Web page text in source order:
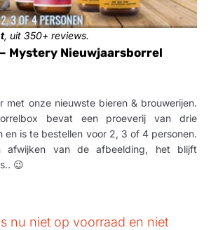
, uit 350+ reviews.
Mystery Nieuwjaarsborrel
met onze nieuwste bieren & brouwerijen.
bevat een proeverij van drie
en is te bestellen voor 2, 3 of 4 personen.
afwijken van de afbeelding, het blijft
😉
nu niet op voorraad en niet